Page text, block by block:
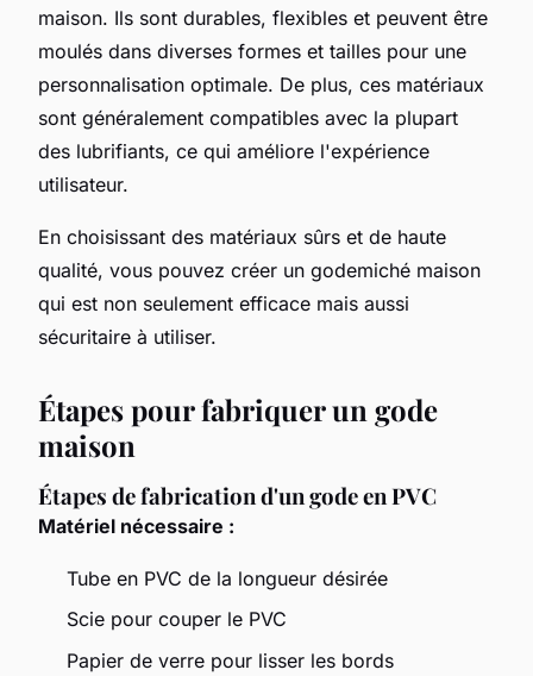
maison. Ils sont durables, flexibles et peuvent être
moulés dans diverses formes et tailles pour une
personnalisation optimale. De plus, ces matériaux
sont généralement compatibles avec la plupart
des lubrifiants, ce qui améliore l'expérience
utilisateur.
En choisissant des matériaux sûrs et de haute
qualité, vous pouvez créer un godemiché maison
qui est non seulement efficace mais aussi
sécuritaire à utiliser.
Étapes pour fabriquer un gode
maison
Étapes de fabrication d'un gode en PVC
Matériel nécessaire :
Tube en PVC de la longueur désirée
Scie pour couper le PVC
Papier de verre pour lisser les bords